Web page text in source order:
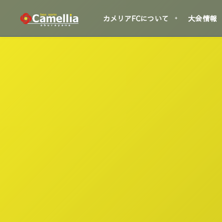
カメリアFCについて 大会情報